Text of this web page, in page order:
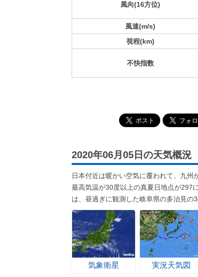
風向(16方位)
風速(m/s)
視程(km)
不快指数
2020年06月05日の天気概況
日本付近は暖かい空気に覆われて、九
最高気温が30度以上の真夏日地点が297
は、昼過ぎに観測した岐阜県の多治見の
気象衛星 実況天気図